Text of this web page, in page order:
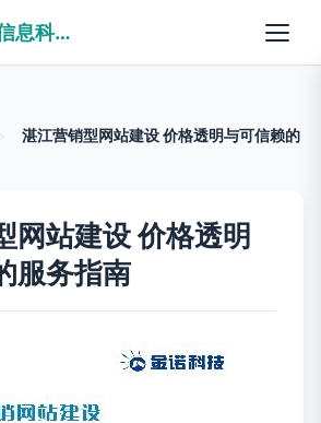
湖南通世纪网络信息科技有限公司
湛江营销型网站建设 价格透明与可信赖的
网站建设 价格透明
服务指南